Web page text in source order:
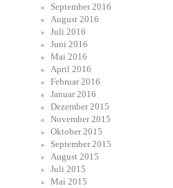
September 2016
August 2016
Juli 2016
Juni 2016
Mai 2016
April 2016
Februar 2016
Januar 2016
Dezember 2015
November 2015
Oktober 2015
September 2015
August 2015
Juli 2015
Mai 2015